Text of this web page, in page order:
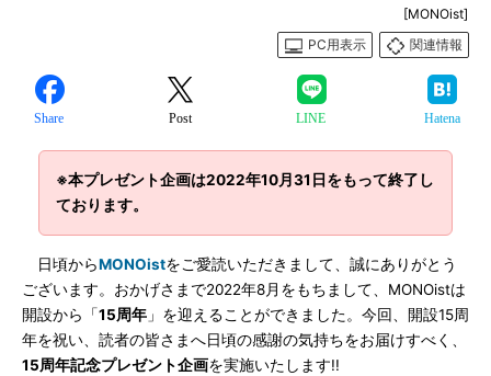
[MONOist]
PC用表示
関連情報
Share Post LINE Hatena
※本プレゼント企画は2022年10月31日をもって終了し
ております。
日頃からMONOistをご愛読いただきまして、誠にありがとう
ございます。おかげさまで2022年8月をもちまして、MONOistは
開設から「15周年 」を迎えることができました。今回、開設15周
年を祝い、読者の皆さまへ日頃の感謝の気持ちをお届けすべく、
15周年記念プレゼント企画を実施いたします!!